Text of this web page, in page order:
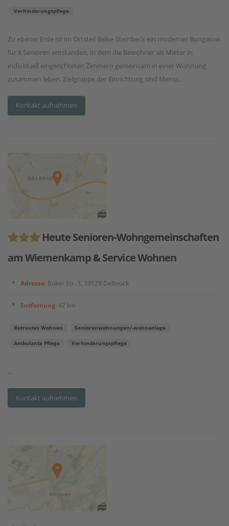
Verhinderungspflege
Zu ebener Erde ist im Ortsteil Belke-Steinbeck ein moderner Bungalow
für 8 Senioren entstanden, in dem die Bewohner als Mieter in
individuell eingerichteten Zimmern gemeinsam in einer Wohnung
zusammen leben. Zielgruppe der Einrichtung sind Mensc...
Kontakt aufnehmen
Heute Senioren-Wohngemeinschaften
am Wiemenkamp & Service Wohnen
Adresse: Boker Str. 3, 33129 Delbrück
Entfernung:42 km
Betreutes Wohnen Seniorenwohnungen/-wohnanlage
Ambulante Pflege Verhinderungspflege
...
Kontakt aufnehmen